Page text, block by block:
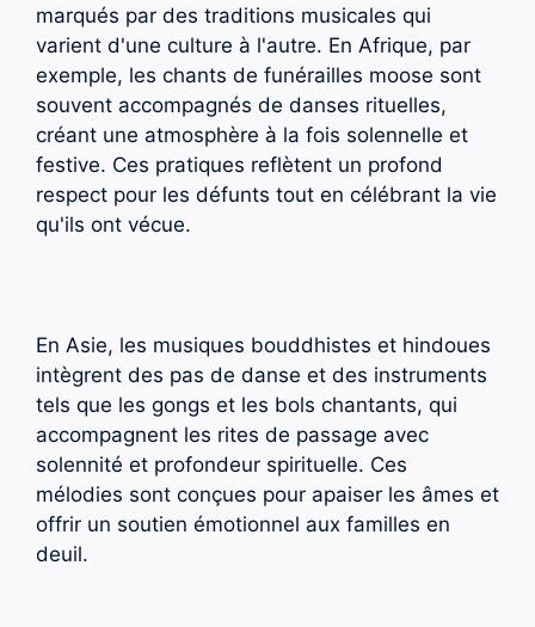
marqués par des traditions musicales qui
varient d'une culture à l'autre. En Afrique, par
exemple, les chants de funérailles moose sont
souvent accompagnés de danses rituelles,
créant une atmosphère à la fois solennelle et
festive. Ces pratiques reflètent un profond
respect pour les défunts tout en célébrant la vie
qu'ils ont vécue.
En Asie, les musiques bouddhistes et hindoues
intègrent des pas de danse et des instruments
tels que les gongs et les bols chantants, qui
accompagnent les rites de passage avec
solennité et profondeur spirituelle. Ces
mélodies sont conçues pour apaiser les âmes et
offrir un soutien émotionnel aux familles en
deuil.